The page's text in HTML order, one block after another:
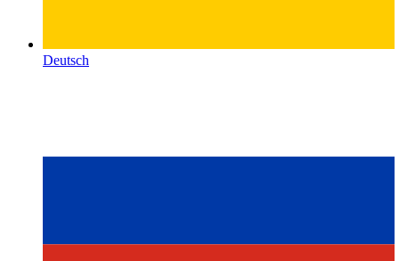
Deutsch